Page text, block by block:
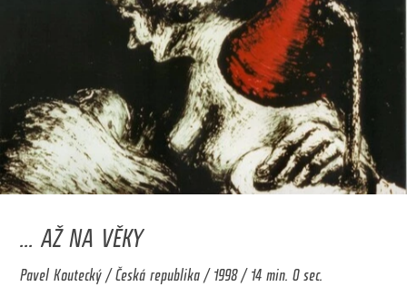
... AŽ NA VĚKY
Pavel Koutecký / Česká republika / 1998 / 14 min. 0 sec.